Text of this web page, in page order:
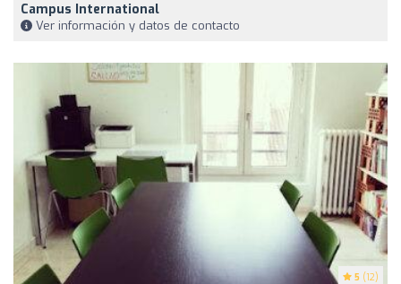
Campus International
Ver información y datos de contacto
5 (12)